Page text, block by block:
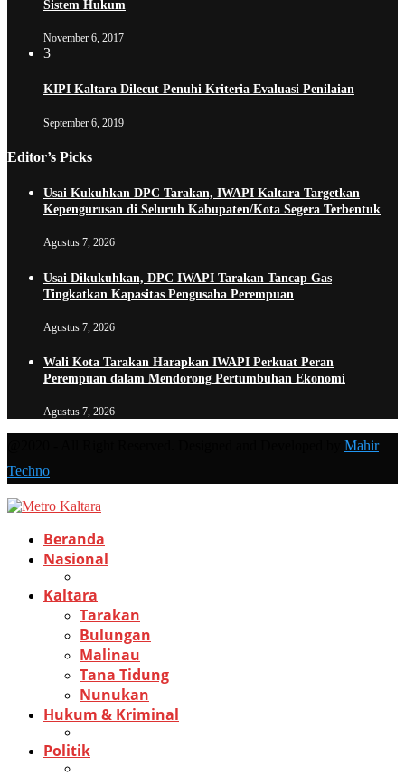
Sistem Hukum
November 6, 2017
3
KIPI Kaltara Dilecut Penuhi Kriteria Evaluasi Penilaian
September 6, 2019
Editor’s Picks
Usai Kukuhkan DPC Tarakan, IWAPI Kaltara Targetkan
Kepengurusan di Seluruh Kabupaten/Kota Segera Terbentuk
Agustus 7, 2026
Usai Dikukuhkan, DPC IWAPI Tarakan Tancap Gas
Tingkatkan Kapasitas Pengusaha Perempuan
Agustus 7, 2026
Wali Kota Tarakan Harapkan IWAPI Perkuat Peran
Perempuan dalam Mendorong Pertumbuhan Ekonomi
Agustus 7, 2026
Mahir
Techno
Beranda
Nasional
Kaltara
Tarakan
Bulungan
Malinau
Tana Tidung
Nunukan
Hukum & Kriminal
Politik